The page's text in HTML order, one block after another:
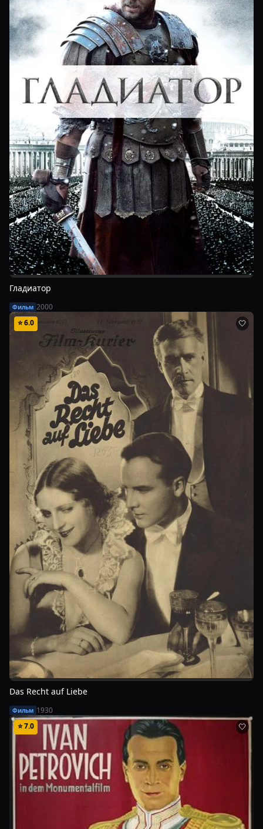
Гладиатор
Фильм 2000
⭐6.0 🤍
Das Recht auf Liebe
Фильм 1930
⭐7.0 🤍